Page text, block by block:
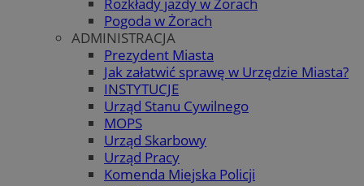
Pogoda w Żorach
ADMINISTRACJA
Prezydent Miasta
Jak załatwić sprawę w Urzędzie Miasta?
INSTYTUCJE
Urząd Stanu Cywilnego
MOPS
Urząd Skarbowy
Urząd Pracy
Komenda Miejska Policji